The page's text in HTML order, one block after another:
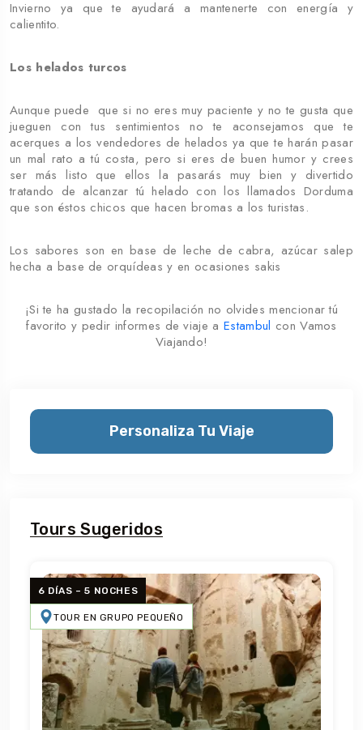
Invierno ya que te ayudará a mantenerte con energía y
calientito.
Los helados turcos
Aunque puede que si no eres muy paciente y no te gusta que
jueguen con tus sentimientos no te aconsejamos que te
acerques a los vendedores de helados ya que te harán pasar
un mal rato a tú costa, pero si eres de buen humor y crees
ser más listo que ellos la pasarás muy bien y divertido
tratando de alcanzar tú helado con los llamados Dorduma
que son éstos chicos que hacen bromas a los turistas.
Los sabores son en base de leche de cabra, azúcar salep
hecha a base de orquídeas y en ocasiones sakis
¡Si te ha gustado la recopilación no olvides mencionar tú
favorito y pedir informes de viaje aEstambul con Vamos
Viajando!
Personaliza Tu Viaje
Tours Sugeridos
6 DÍAS – 5 NOCHES
TOUR EN GRUPO PEQUEÑO